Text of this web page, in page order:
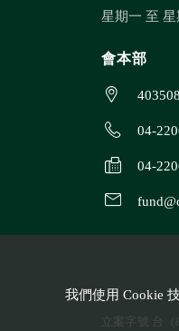
星期一 至
會本部
04-
04-
立案字號 台
我們使用 Cookie